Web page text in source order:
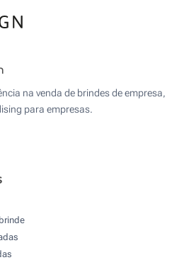
na venda de brindes de empresa,
para empresas.